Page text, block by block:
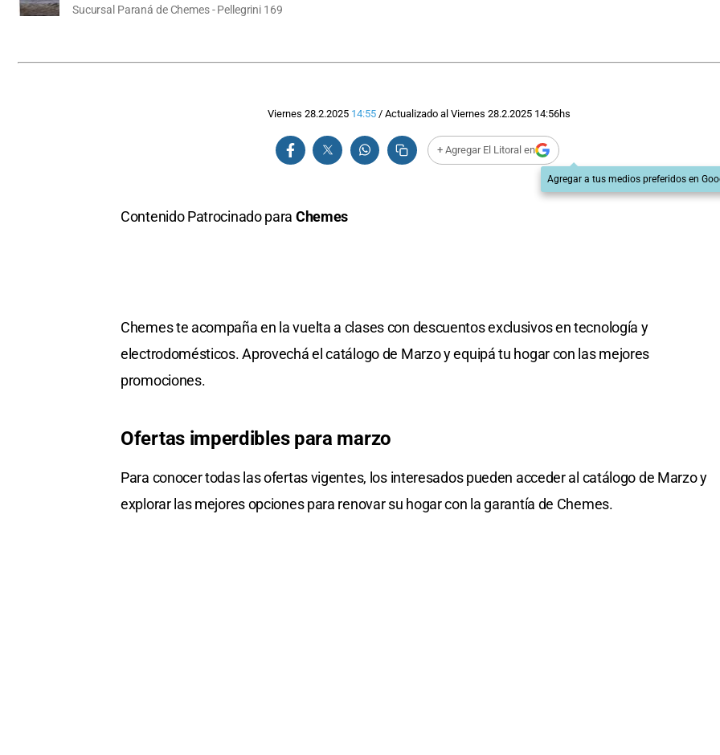
Sucursal Paraná de Chemes - Pellegrini 169
Viernes 28.2.2025 14:55/ Actualizado al Viernes 28.2.2025 14:56hs
+ Agregar El Litoral en
Agregar a tus medios preferidos en
Contenido Patrocinado para Chemes
Chemes te acompaña en la vuelta a clases con descuentos exclusivos en tecnología y
electrodomésticos. Aprovechá el catálogo de Marzo y equipá tu hogar con las mejores
promociones.
Ofertas imperdibles para marzo
Para conocer todas las ofertas vigentes, los interesados pueden acceder al catálogo de Marzo y
explorar las mejores opciones para renovar su hogar con la garantía de Chemes.